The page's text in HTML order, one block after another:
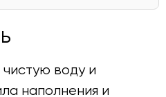
чистую воду и
наполнения и